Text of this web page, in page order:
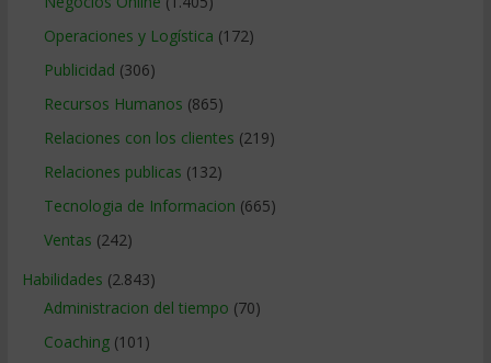
Operaciones y Logística (172)
Publicidad (306)
Recursos Humanos (865)
Relaciones con los clientes (219)
Relaciones publicas (132)
Tecnologia de Informacion (665)
Ventas (242)
Habilidades (2.843)
Administracion del tiempo (70)
Coaching(101)